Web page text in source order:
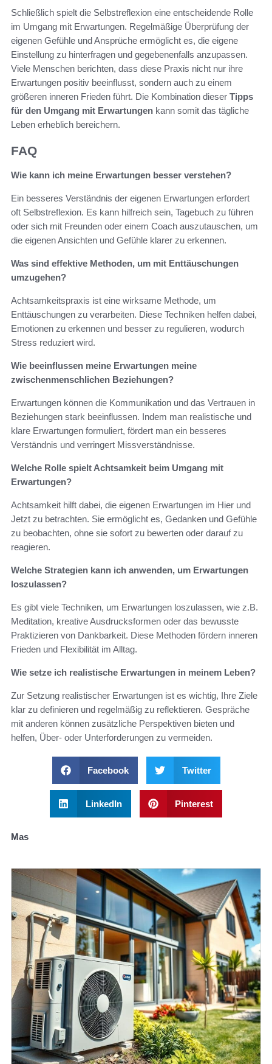
Schließlich spielt die Selbstreflexion eine entscheidende Rolle
im Umgang mit Erwartungen. Regelmäßige Überprüfung der
eigenen Gefühle und Ansprüche ermöglicht es, die eigene
Einstellung zu hinterfragen und gegebenenfalls anzupassen.
Viele Menschen berichten, dass diese Praxis nicht nur ihre
Erwartungen positiv beeinflusst, sondern auch zu einem
größeren inneren Frieden führt. Die Kombination dieser Tipps
für den Umgang mit Erwartungen kann somit das tägliche
Leben erheblich bereichern.
FAQ
Wie kann ich meine Erwartungen besser verstehen?
Ein besseres Verständnis der eigenen Erwartungen erfordert
oft Selbstreflexion. Es kann hilfreich sein, Tagebuch zu führen
oder sich mit Freunden oder einem Coach auszutauschen, um
die eigenen Ansichten und Gefühle klarer zu erkennen.
Was sind effektive Methoden, um mit Enttäuschungen
umzugehen?
Achtsamkeitspraxis ist eine wirksame Methode, um
Enttäuschungen zu verarbeiten. Diese Techniken helfen dabei,
Emotionen zu erkennen und besser zu regulieren, wodurch
Stress reduziert wird.
Wie beeinflussen meine Erwartungen meine
zwischenmenschlichen Beziehungen?
Erwartungen können die Kommunikation und das Vertrauen in
Beziehungen stark beeinflussen. Indem man realistische und
klare Erwartungen formuliert, fördert man ein besseres
Verständnis und verringert Missverständnisse.
Welche Rolle spielt Achtsamkeit beim Umgang mit
Erwartungen?
Achtsamkeit hilft dabei, die eigenen Erwartungen im Hier und
Jetzt zu betrachten. Sie ermöglicht es, Gedanken und Gefühle
zu beobachten, ohne sie sofort zu bewerten oder darauf zu
reagieren.
Welche Strategien kann ich anwenden, um Erwartungen
loszulassen?
Es gibt viele Techniken, um Erwartungen loszulassen, wie z.B.
Meditation, kreative Ausdrucksformen oder das bewusste
Praktizieren von Dankbarkeit. Diese Methoden fördern inneren
Frieden und Flexibilität im Alltag.
Wie setze ich realistische Erwartungen in meinem Leben?
Zur Setzung realistischer Erwartungen ist es wichtig, Ihre Ziele
klar zu definieren und regelmäßig zu reflektieren. Gespräche
mit anderen können zusätzliche Perspektiven bieten und
helfen, Über- oder Unterforderungen zu vermeiden.
Facebook Twitter
LinkedIn Pinterest
Mas